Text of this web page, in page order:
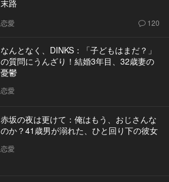
末路
恋愛 120
なんとなく、DINKS：「子どもはまだ？」
の質問にうんざり！結婚3年目、32歳妻の
憂鬱
恋愛
赤坂の夜は更けて：俺はもう、おじさんな
のか？41歳男が溺れた、ひと回り下の彼女
恋愛